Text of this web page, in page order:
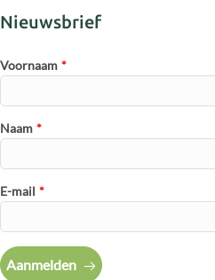
Nieuwsbrief
Voornaam *
Naam *
E-mail *
Aanmelden